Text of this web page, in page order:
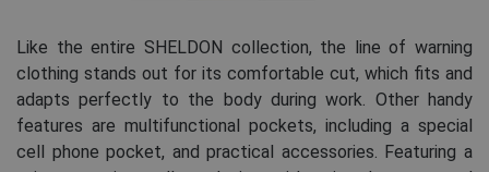
Like the entire SHELDON collection, the line of warning
clothing stands out for its comfortable cut, which fits and
adapts perfectly to the body during work. Other handy
features are multifunctional pockets, including a special
cell phone pocket, and practical accessories. Featuring a